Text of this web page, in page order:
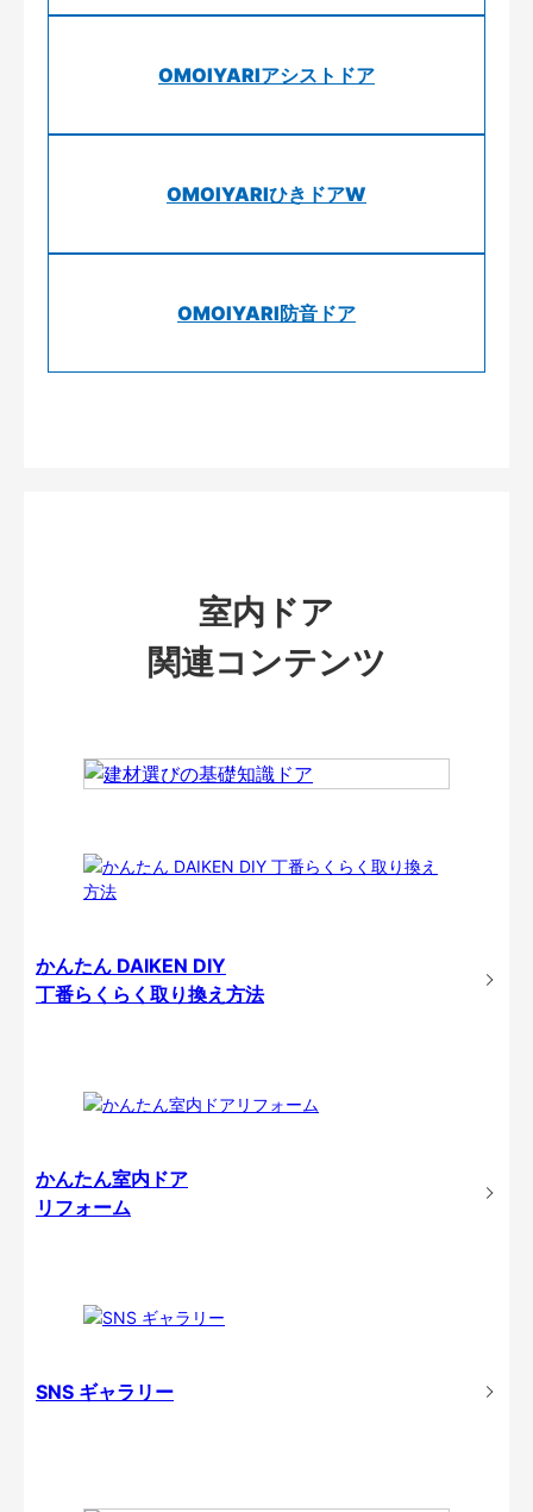
OMOIYARIアシストドア
OMOIYARIひきドアW
OMOIYARI防音ドア
室内ドア
関連コンテンツ
かんたん DAIKEN DIY
丁番らくらく取り換え方法
かんたん室内ドア
リフォーム
SNS ギャラリー